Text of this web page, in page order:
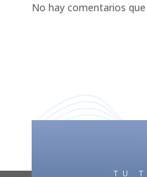
No hay comentarios
TU